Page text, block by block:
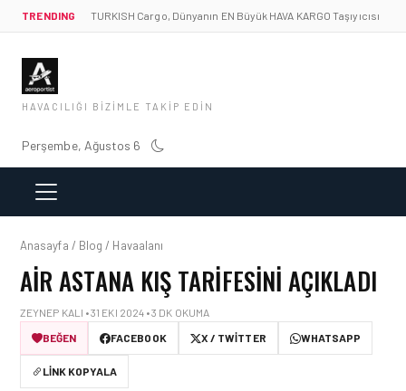
TRENDING TURKISH Cargo, Dünyanın EN Büyük HAVA KARGO Taşıyıcısı
HAVACILIĞI BIZIMLE TAKIP EDIN
Perşembe, Ağustos 6
Anasayfa / Blog / Havaalanı
AIR ASTANA KIŞ TARIFESINI AÇIKLADI
ZEYNEP KALI • 31 EKI 2024 • 3 DK OKUMA
BEĞEN
FACEBOOK X / TWITTER WHATSAPP
LINK KOPYALA